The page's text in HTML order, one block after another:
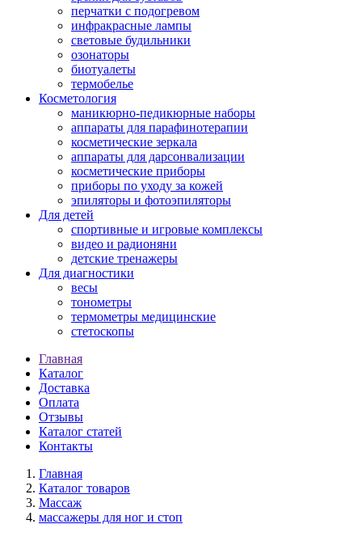
перчатки с подогревом
инфракрасные лампы
световые будильники
озонаторы
биотуалеты
термобелье
Косметология
маникюрно-педикюрные наборы
аппараты для парафинотерапии
косметические зеркала
аппараты для дарсонвализации
косметические приборы
приборы по уходу за кожей
эпиляторы и фотоэпиляторы
Для детей
спортивные и игровые комплексы
видео и радионяни
детские тренажеры
Для диагностики
весы
тонометры
термометры медицинские
стетоскопы
Главная
Каталог
Доставка
Оплата
Отзывы
Каталог статей
Контакты
Главная
Каталог товаров
Массаж
массажеры для ног и стоп